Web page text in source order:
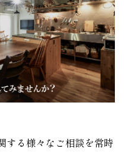
する様々なご相談を常時